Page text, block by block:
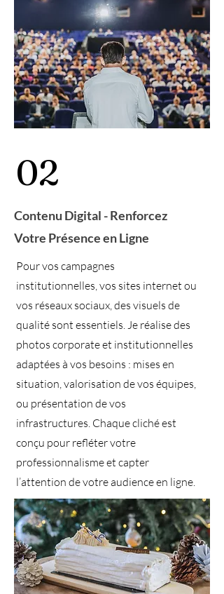
02
Contenu Digital - Renforcez
Votre Présence en Ligne
Pour vos campagnes
institutionnelles, vos sites internet ou
vos réseaux sociaux, des visuels de
qualité sont essentiels. Je réalise des
photos corporate et institutionnelles
adaptées à vos besoins : mises en
situation, valorisation de vos équipes,
ou présentation de vos
infrastructures. Chaque cliché est
conçu pour refléter votre
professionnalisme et capter
l’attention de votre audience en ligne.